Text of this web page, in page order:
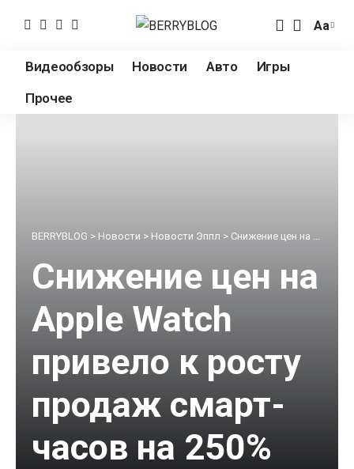
Аа
Видеообзоры Новости Авто
Игры
Прочее
BERRYBLOG > Новости > Новости Эппл > Снижение цен на Apple Watch привело к росту продаж смарт-часов на 250%
Снижение цен на
Apple Watch
привело к росту
продаж смарт-
часов на 250%